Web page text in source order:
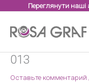
содержимому
Переглянути наші
013
Оставьте комментарий